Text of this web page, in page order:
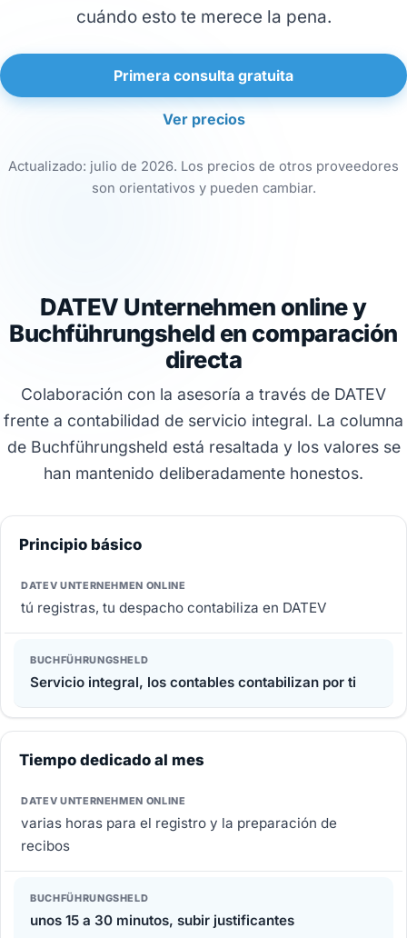
cuándo esto te merece la pena.
Primera consulta gratuita
Ver precios
Actualizado: julio de 2026. Los precios de otros proveedores
son orientativos y pueden cambiar.
DATEV Unternehmen online y
Buchführungsheld en comparación
directa
Colaboración con la asesoría a través de DATEV
frente a contabilidad de servicio integral. La columna
de Buchführungsheld está resaltada y los valores se
han mantenido deliberadamente honestos.
Principio básico
tú registras, tu despacho contabiliza en DATEV
Servicio integral, los contables contabilizan por ti
Tiempo dedicado al mes
varias horas para el registro y la preparación de
recibos
unos 15 a 30 minutos, subir justificantes